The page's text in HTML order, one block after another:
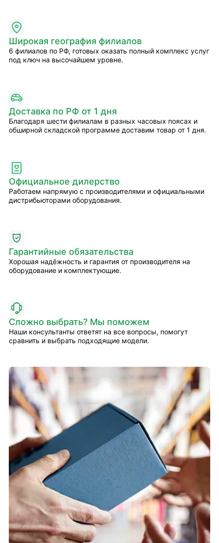
Широкая география филиалов
6 филиалов по РФ, готовых оказать полный комплекс услуг
под ключ на высочайшем уровне.
Доставка по РФ от 1 дня
Благодаря шести филиалам в разных часовых поясах и
обширной складской программе доставим товар от 1 дня.
Официальное дилерство
Работаем напрямую с производителями и официальными
дистрибьюторами оборудования.
Гарантийные обязательства
Хорошая надёжность и гарантия от производителя на
оборудование и комплектующие.
Сложно выбрать? Мы поможем
Наши консультанты ответят на все вопросы, помогут
сравнить и выбрать подходящие модели.